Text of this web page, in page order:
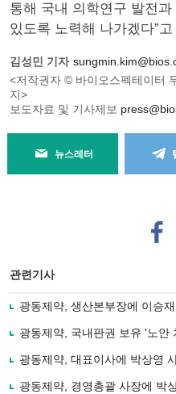
통해 국내 의학연구 발전
있도록 노력해 나가겠다”
김성민 기자
<저작권자 © 바이오스펙테이터
지>
보도자료 및 기사제보
뉴스레터
페
이
로
기
사
유
기
관련기사
광동제약, 생산본부장에 이승
광동제약, 국내판권 보유 '노안
광동제약, 대표이사에 박상영
광동제약, 경영총괄 사장에 박